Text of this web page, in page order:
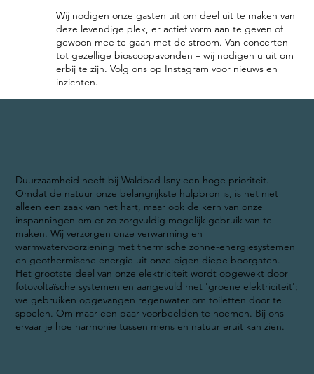
Wij nodigen onze gasten uit om deel uit te maken van
deze levendige plek, er actief vorm aan te geven of
gewoon mee te gaan met de stroom. Van concerten
tot gezellige bioscoopavonden – wij nodigen u uit om
erbij te zijn. Volg ons op Instagram voor nieuws en
inzichten.
Duurzaamheid heeft bij Waldbad Isny een hoge prioriteit.
Omdat de natuur onze belangrijkste hulpbron is, is het niet
alleen een zaak van het hart, maar ook de kern van onze
inspanningen om er zo zorgvuldig mogelijk gebruik van te
maken. Wij verzorgen onze verwarming en
warmwatervoorziening met thermische zonne-energiesystemen
en geothermische energie uit onze eigen diepe boorgaten.
Het grootste deel van onze elektriciteit wordt opgewekt door
fotovoltaïsche systemen en aangevuld met 'groene elektriciteit';
we gebruiken opgevangen regenwater om toiletten door te
spoelen. Om maar een paar voorbeelden te noemen. Bij ons
ervaar je hoe harmonie tussen mens en natuur eruit kan zien.